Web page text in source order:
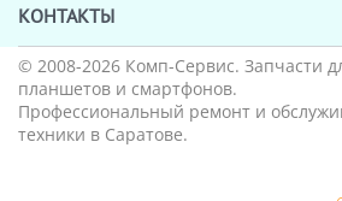
КОНТАКТЫ
© 2008-2026 Комп-Сервис. Запчасти
планшетов и смартфонов.
Профессиональный ремонт и
техники в Саратове.